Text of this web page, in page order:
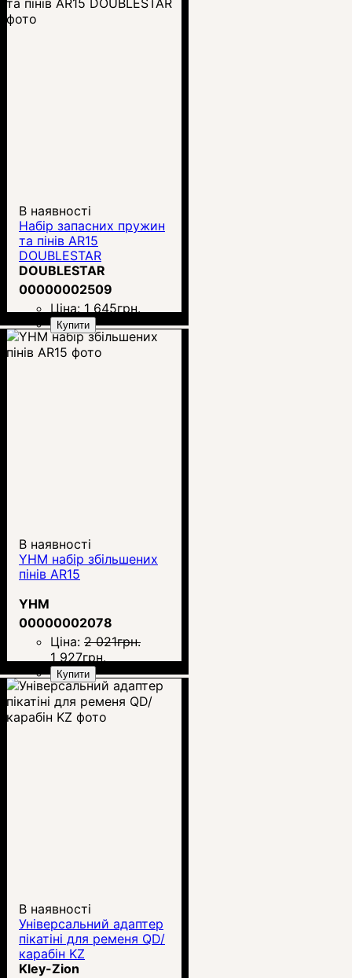
В наявності
Набір запасних пружин
та пінів AR15
DOUBLESTAR
DOUBLESTAR
00000002509
Ціна: 1 645грн.
Купити
В наявності
YHM набір збільшених
пінів AR15
YHM
00000002078
Ціна: 2 021грн.
1 927грн.
Купити
В наявності
Універсальний адаптер
пікатіні для ременя QD/
карабін KZ
Kley-Zion